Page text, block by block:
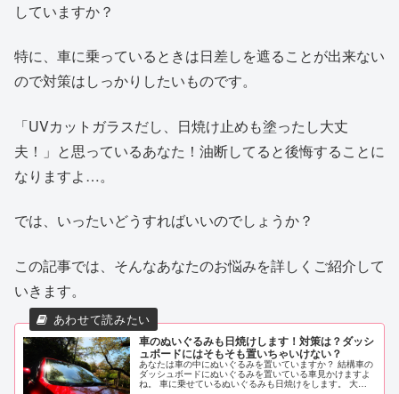
していますか？
特に、車に乗っているときは日差しを遮ることが出来ない
ので対策はしっかりしたいものです。
「UVカットガラスだし、日焼け止めも塗ったし大丈
夫！」と思っているあなた！油断してると後悔することに
なりますよ…。
では、いったいどうすればいいのでしょうか？
この記事では、そんなあなたのお悩みを詳しくご紹介して
いきます。
車のぬいぐるみも日焼けします！対策は？ダッシ
ュボードにはそもそも置いちゃいけない？
あなたは車の中にぬいぐるみを置いていますか？ 結構車の
ダッシュボードにぬいぐるみを置いている車見かけますよ
ね。 車に乗せているぬいぐるみも日焼けをします。 大切